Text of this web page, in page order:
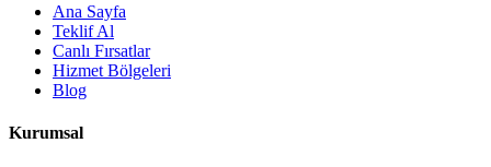
Ana Sayfa
Teklif Al
Canlı Fırsatlar
Hizmet Bölgeleri
Blog
Kurumsal